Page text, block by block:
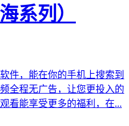
系列）
件，能在你的手机上搜索到
全程无广告，让您更投入的
看能享受更多的福利，在...